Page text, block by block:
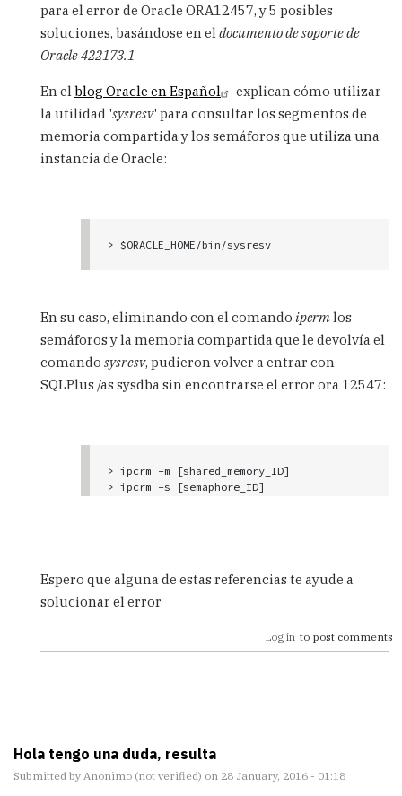
para el error de Oracle ORA12457, y 5 posibles
soluciones, basándose en el documento de soporte de
Oracle 422173.1
En el blog Oracle en Español
explican cómo utilizar
la utilidad 'sysresv' para consultar los segmentos de
memoria compartida y los semáforos que utiliza una
instancia de Oracle:
> $ORACLE_HOME/bin/sysresv
En su caso, eliminando con el comando ipcrmlos
semáforos y la memoria compartida que le devolvía el
comando sysresv, pudieron volver a entrar con
SQLPlus /as sysdba sin encontrarse el error ora 12547:
> ipcrm -m [shared_memory_ID]
> ipcrm -s [semaphore_ID]
Espero que alguna de estas referencias te ayude a
solucionar el error
Log in to post comments
Hola tengo una duda, resulta
Submitted by Anonimo (not verified) on 28 January, 2016 - 01:18